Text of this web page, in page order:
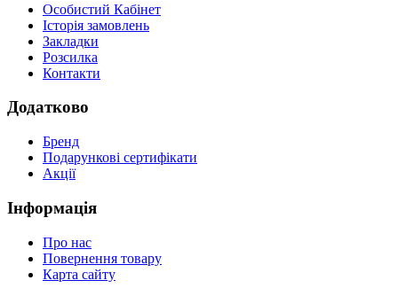
Особистий Кабінет
Історія замовлень
Закладки
Розсилка
Контакти
Додатково
Бренд
Подарункові сертифікати
Акції
Інформація
Про нас
Повернення товару
Карта сайту